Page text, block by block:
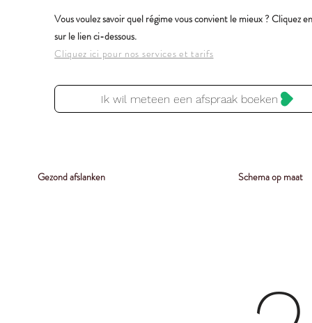
Vous voulez savoir quel régime vous convient le mieux ? Cliquez
sur le lien ci-dessous.
Cliquez ici pour nos services et tarifs
Ik wil meteen een afspraak boeken
Gezond afslanken Schema op maat